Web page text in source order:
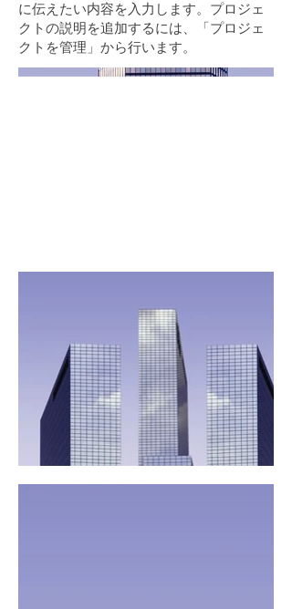
に伝えたい内容を入力します。プロジェ
クトの説明を追加するには、「プロジェ
クトを管理」から行います。